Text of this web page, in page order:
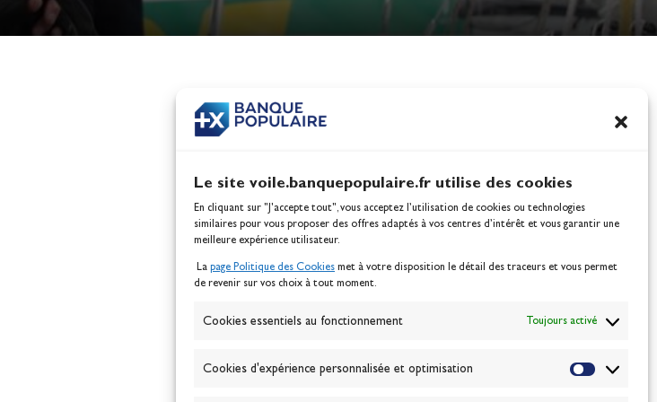
Le site voile.banquepopulaire.fr utilise des cookies
En cliquant sur "J'accepte tout", vous acceptez l’utilisation de cookies ou technologies
similaires pour vous proposer des offres adaptés à vos centres d’intérêt et vous garantir une
meilleure expérience utilisateur.
La page Politique des Cookies met à votre disposition le détail des traceurs et vous permet
de revenir sur vos choix à tout moment.
Cookies essentiels au fonctionnement Toujours activé
Cookies d'expérience personnalisée et optimisation
Berthomieu, vice-championnes
100% Glisse - Écoles
ABONNEZ-VOUS